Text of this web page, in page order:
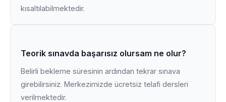
kısaltılabilmektedir.
Teorik sınavda başarısız olursam ne olur?
Belirli bekleme süresinin ardından tekrar sınava
girebilirsiniz. Merkezimizde ücretsiz telafi dersleri
verilmektedir.